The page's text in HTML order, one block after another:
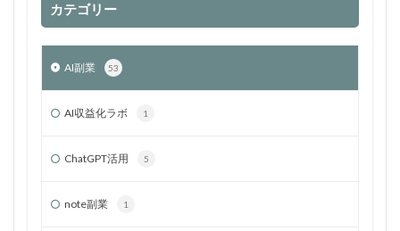
カテゴリー
AI副業 53
AI収益化ラボ 1
ChatGPT活用 5
note副業 1